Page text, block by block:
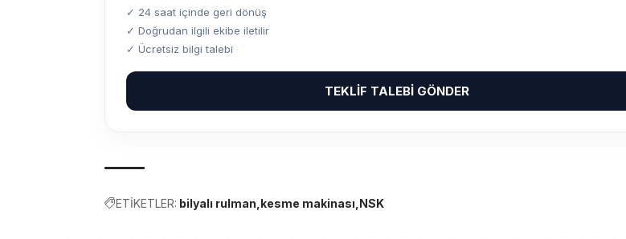
✓ 24 saat içinde geri dönüş
✓ Doğrudan ilgili ekibe iletilir
✓ Ücretsiz bilgi talebi
TEKLIF TALEBI GÖNDER
ETİKETLER: bilyalı rulman kesme makinası NSK